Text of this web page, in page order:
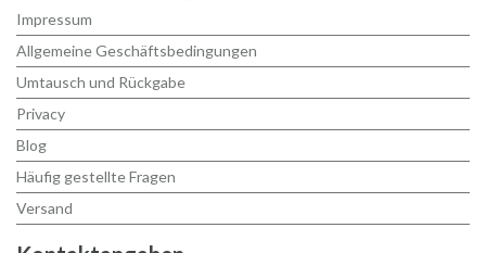
Impressum
Allgemeine Geschäftsbedingungen
Umtausch und Rückgabe
Privacy
Blog
Häufig gestellte Fragen
Versand